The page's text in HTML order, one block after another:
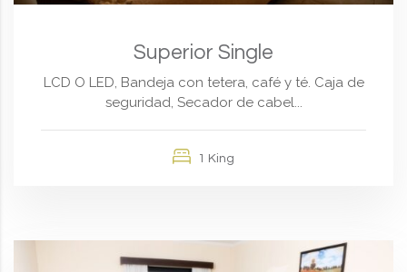
Superior Single
LCD O LED, Bandeja con tetera, café y té. Caja de
seguridad, Secador de cabel...
1 King